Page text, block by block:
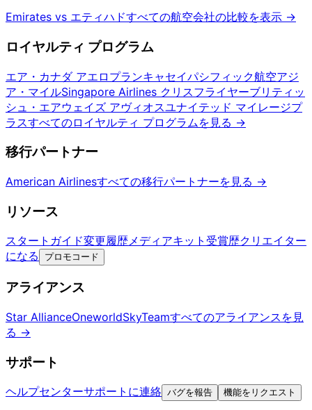
Emirates vs エティハドすべての航空会社の比較を表示 →
ロイヤルティ プログラム
エア・カナダ アエロプランキャセイパシフィック航空アジ
ア・マイルSingapore Airlines クリスフライヤーブリティッ
シュ・エアウェイズ アヴィオスユナイテッド マイレージプ
ラスすべてのロイヤルティ プログラムを見る →
移行パートナー
American Airlinesすべての移行パートナーを見る →
リソース
スタートガイド変更履歴メディアキット 受賞歴クリエイター
になる
プロモコード
アライアンス
Star AllianceOneworldSkyTeamすべてのアライアンスを見
る →
サポート
ヘルプセンターサポートに連絡 バグを報告 機能をリクエスト